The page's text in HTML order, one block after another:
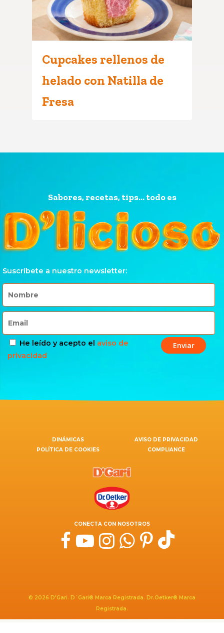
Cupcakes rellenos de
helado con Natilla de
Fresa
Sabores, recetas, tips... todo es
Suscríbete a nuestro newsletter:
He leído y acepto el aviso de
privacidad
DINÁMICAS
AVISO DE PRIVACIDAD
POLÍTICA DE COOKIES
COMPLIANCE
CONECTA CON NOSOTROS
© 2026 D'Gari. D´Gari® Marca Registrada. Dr.Oetker® Marca
Registrada.